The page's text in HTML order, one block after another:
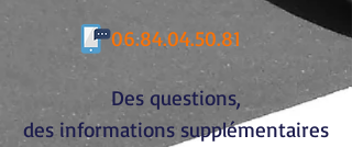
06.84.04.50.81
Des questions,
des informations supplémentaires